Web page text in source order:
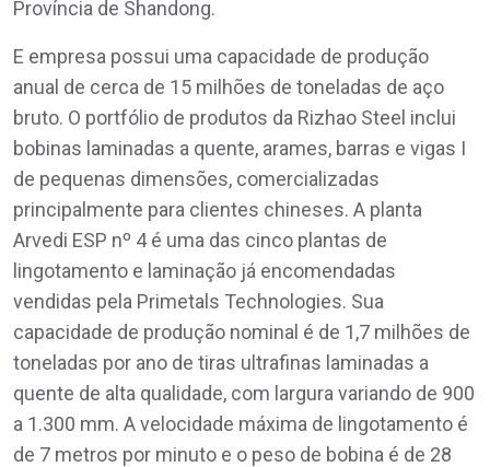
Província de Shandong.
E empresa possui uma capacidade de produção
anual de cerca de 15 milhões de toneladas de aço
bruto. O portfólio de produtos da Rizhao Steel inclui
bobinas laminadas a quente, arames, barras e vigas I
de pequenas dimensões, comercializadas
principalmente para clientes chineses. A planta
Arvedi ESP nº 4 é uma das cinco plantas de
lingotamento e laminação já encomendadas
vendidas pela Primetals Technologies. Sua
capacidade de produção nominal é de 1,7 milhões de
toneladas por ano de tiras ultrafinas laminadas a
quente de alta qualidade, com largura variando de 900
a 1.300 mm. A velocidade máxima de lingotamento é
de 7 metros por minuto e o peso de bobina é de 28